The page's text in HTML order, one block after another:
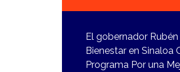
El gobernador
Bienestar en Sinaloa
Programa Por una